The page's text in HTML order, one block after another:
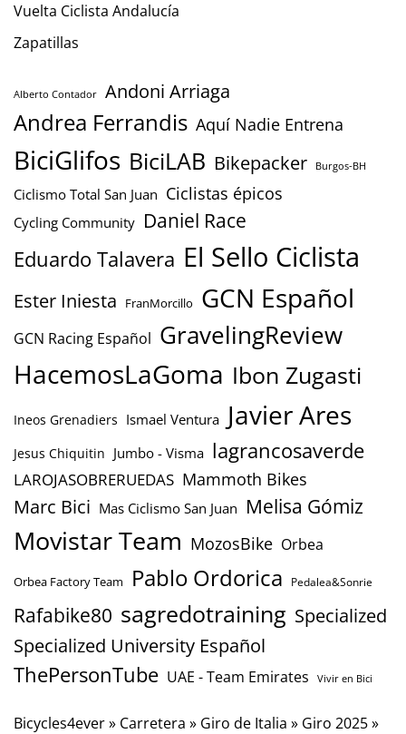
Vuelta Ciclista Andalucía
Zapatillas
Alberto Contador Andoni Arriaga
Andrea Ferrandis Aquí Nadie Entrena
BiciGlifos BiciLAB Bikepacker Burgos-BH
Ciclismo Total San Juan Ciclistas épicos
Cycling Community Daniel Race
Eduardo Talavera El Sello Ciclista
Ester Iniesta FranMorcillo GCN Español
GCN Racing Español GravelingReview
HacemosLaGoma Ibon Zugasti
Ineos Grenadiers Ismael Ventura Javier Ares
Jesus Chiquitin Jumbo - Visma lagrancosaverde
LAROJASOBRERUEDAS Mammoth Bikes
Marc Bici Mas Ciclismo San Juan Melisa Gómiz
Movistar Team MozosBike Orbea
Orbea Factory Team Pablo Ordorica Pedalea&Sonrie
Rafabike80 sagredotraining Specialized
Specialized University Español
ThePersonTube UAE - Team Emirates Vivir en Bici
Bicycles4ever» Carretera » Giro de Italia » Giro 2025»